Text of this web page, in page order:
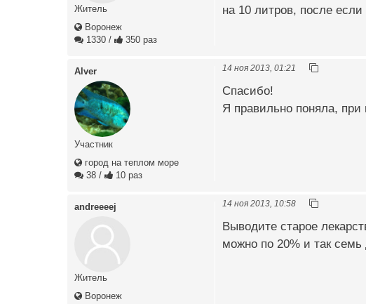
Житель
Воронеж
1330 / 350 раз
на 10 литров, после
Alver
Участник
город на теплом море
38 / 10 раз
14 ноя 2013, 01:21
Спасибо!
Я правильно поняла,
andreeeej
Житель
Воронеж
14 ноя 2013, 10:58
Выводите старое
можно по 20% и так